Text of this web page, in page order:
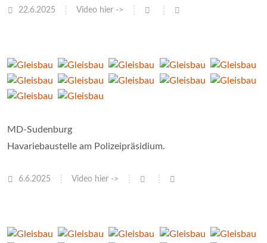
22.6.2025 Video hier ->
MD-Sudenburg
Havariebaustelle am Polizeipräsidium.
6.6.2025 Video hier ->